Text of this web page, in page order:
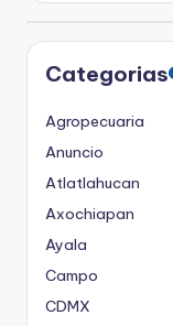
Categorias
Agropecuaria
Anuncio
Atlatlahucan
Axochiapan
Ayala
Campo
CDMX